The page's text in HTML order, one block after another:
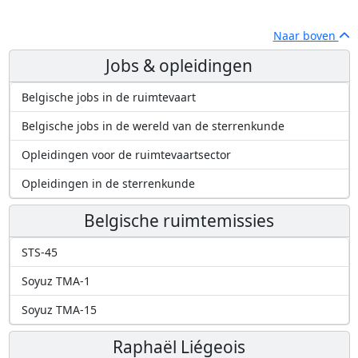
Naar boven
Jobs & opleidingen
Belgische jobs in de ruimtevaart
Belgische jobs in de wereld van de sterrenkunde
Opleidingen voor de ruimtevaartsector
Opleidingen in de sterrenkunde
Belgische ruimtemissies
STS-45
Soyuz TMA-1
Soyuz TMA-15
Raphaël Liégeois